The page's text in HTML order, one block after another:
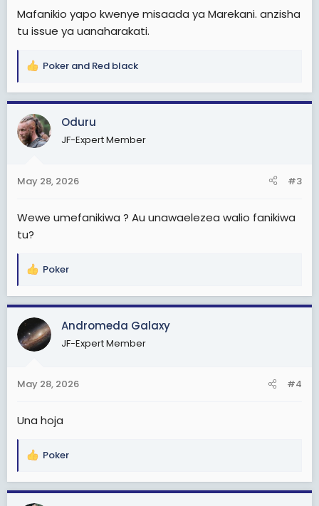
Mafanikio yapo kwenye misaada ya Marekani. anzisha
tu issue ya uanaharakati.
R
a
c
t
i
s
Poker and Red black
Oduru
JF-Expert Member
May 28, 2026 #3
Wewe umefanikiwa ? Au unawaelezea walio fanikiwa
tu?
R
a
c
t
i
s
Poker
Andromeda Galaxy
JF-Expert Member
May 28, 2026 #4
Una hoja
R
a
Poker